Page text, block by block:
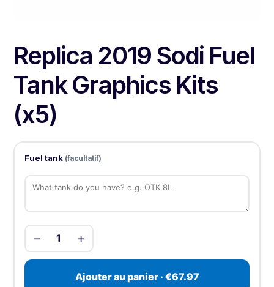
Replica 2019 Sodi Fuel
Tank Graphics Kits
(x5)
Fuel tank (facultatif)
− 1 +
Ajouter au panier · €67.97